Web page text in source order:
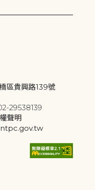
區貴興路139號
29538139
聲明